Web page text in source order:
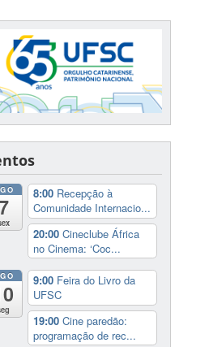
8:00 Recepção à
Comunidade Internacio...
20:00 Cineclube África
no Cinema: ‘Coc...
9:00 Feira do Livro da
UFSC
19:00 Cine paredão:
programação de rec...